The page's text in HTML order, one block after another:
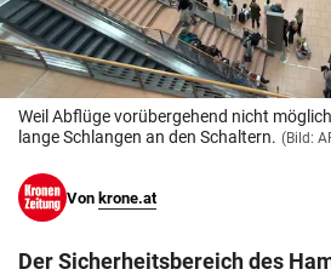
© Krone Multimedia GmbH & Co KG
Muthgasse 2, 1190 Wien
Weil Abflüge vorübergehend nicht
lange Schlangen an den Schaltern. (Bild:
Von krone.at
Der Sicherheitsbereich des